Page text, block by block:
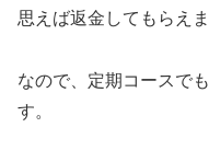
思えば返金してもらえま
なので、定期コースで
す。